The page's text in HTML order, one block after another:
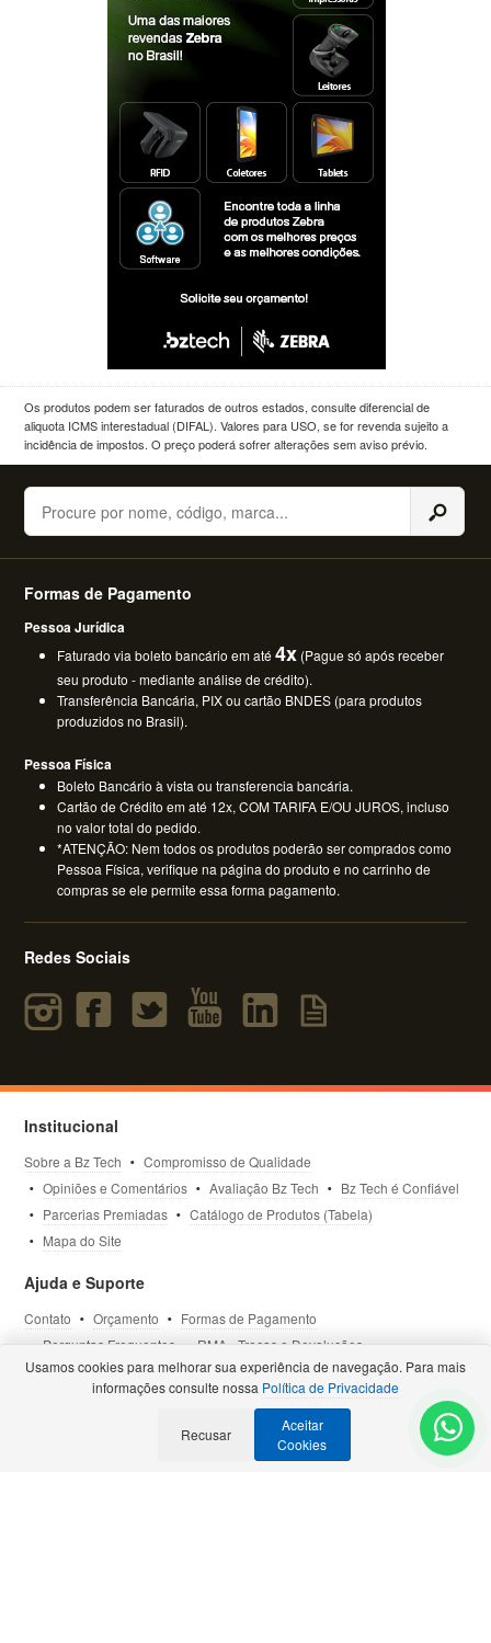
Os produtos podem ser faturados de outros estados, consulte diferencial de
aliquota ICMS interestadual (DIFAL). Valores para USO, se for revenda sujeito a
incidência de impostos. O preço poderá sofrer alterações sem aviso prévio.
Buscar
Formas de Pagamento
Pessoa Jurídica
Faturado via boleto bancário em até4x (Pague só após receber
seu produto - mediante análise de crédito).
Transferência Bancária, PIX ou cartão BNDES (para produtos
produzidos no Brasil).
Pessoa Física
Boleto Bancário à vista ou transferencia bancária.
Cartão de Crédito em até 12x, COM TARIFA E/OU JUROS, incluso
no valor total do pedido.
*ATENÇÃO: Nem todos os produtos poderão ser comprados como
Pessoa Física, verifique na página do produto e no carrinho de
compras se ele permite essa forma pagamento.
Redes Sociais
Institucional
Sobre a Bz Tech
Compromisso de Qualidade
Opiniões e Comentários
Avaliação Bz Tech
Bz Tech é Confiável
Parcerias Premiadas
Catálogo de Produtos (Tabela)
Mapa do Site
Ajuda e Suporte
Contato Orçamento
Formas de Pagamento
Perguntas Frequentes
RMA - Trocas e Devoluções
Política de Privacidade
Termos de Uso Site Seguro
Selos e Certificações- Veja todas as Parcerias Premiadas
Usamos cookies para melhorar sua experiência de navegação. Para mais
informações consulte nossa Política de Privacidade
Recusar
Aceitar
Cookies